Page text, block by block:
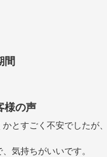
間
様の声
かとすごく不安でしたが
気持ちがいいです。